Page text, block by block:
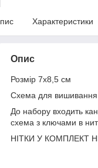
Характеристики
Опис
Розмір 7х8,5 см
Схема для вишивання
До набору входить
схема з ключами в
НІТКИ У КОМПЛЕКТ